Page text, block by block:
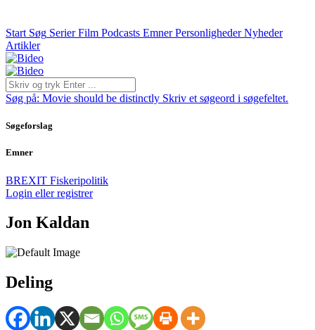
Start Søg Serier Film Podcasts Emner Personligheder Nyheder
Artikler
Søg på: Movie should be distinctly Skriv et søgeord i søgefeltet.
Søgeforslag
Emner
BREXIT Fiskeripolitik
Login eller registrer
Jon Kaldan
Deling